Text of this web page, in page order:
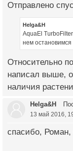
Отправлено
Helga&H
AquaEl
нем остановимся
Относительно
написал выше,
наличия
Helga&H
13 май 2016,
спасибо, Роман,